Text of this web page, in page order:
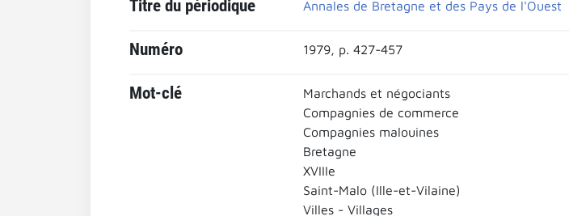
Titre du périodique Annales de Bretagne et des Pays de l'Ouest
Numéro 1979, p. 427-457
Mot-clé
Marchands et négociants
Compagnies de commerce
Compagnies malouines
Bretagne
XVIIIe
Saint-Malo (Ille-et-Vilaine)
Villes - Villages